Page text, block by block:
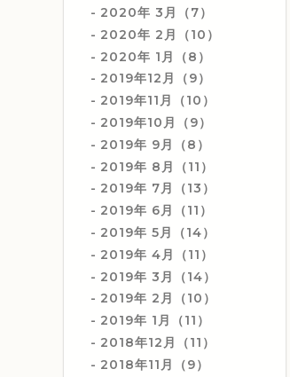
2020年 3月（7）
2020年 2月（10）
2020年 1月（8）
2019年12月（9）
2019年11月（10）
2019年10月（9）
2019年 9月（8）
2019年 8月（11）
2019年 7月（13）
2019年 6月（11）
2019年 5月（14）
2019年 4月（11）
2019年 3月（14）
2019年 2月（10）
2019年 1月（11）
2018年12月（11）
2018年11月（9）